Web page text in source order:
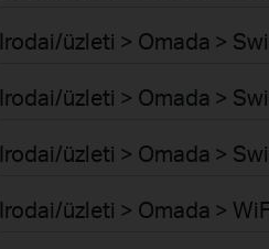
Irodai/üzleti > Omada >
Irodai/üzleti > Omada >
Irodai/üzleti > Omada >
Irodai/üzleti > Omada >